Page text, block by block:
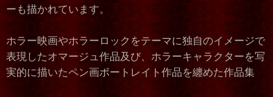
ーも描かれています。
ホラー映画やホラーロックをテーマに独自のイメージで
表現したオマージュ作品及び、ホラーキャラクターを写
実的に描いたペン画ポートレイト作品を纏めた作品集